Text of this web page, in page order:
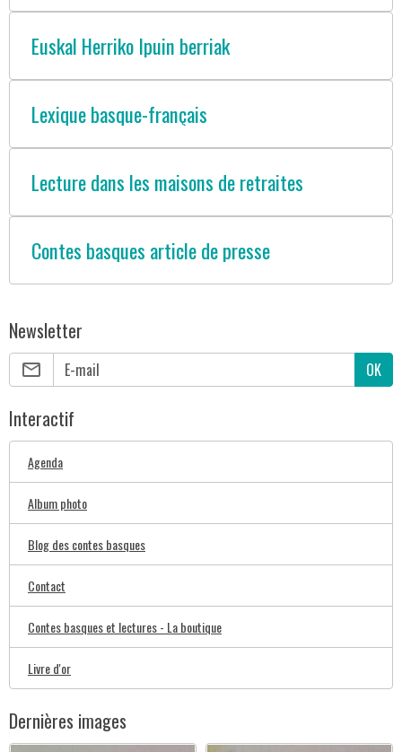
Euskal Herriko Ipuin berriak
Lexique basque-français
Lecture dans les maisons de retraites
Contes basques article de presse
Newsletter
OK
Interactif
Agenda
Album photo
Blog des contes basques
Contact
Contes basques et lectures - La boutique
Livre d'or
Dernières images